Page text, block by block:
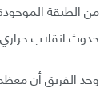
من الطبقة
حدوث انقلاب
وجد الفريق أن